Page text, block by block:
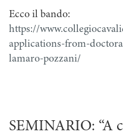
Ecco il bando:
https://
applications-from-
lamaro-pozzani/
SEMINARIO: “A